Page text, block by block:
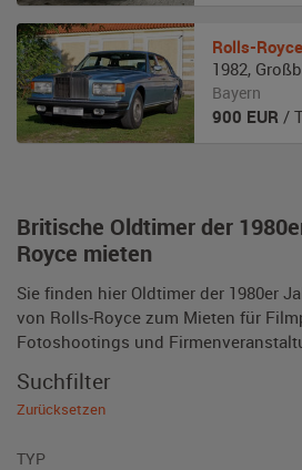
Britische Oldtimer der
Royce mieten
Sie finden hier Oldtimer der 1980er
von Rolls-Royce zum Mieten für
Fotoshootings und
Rolls-Royce
1982,
Bayern
900 EUR /
Suchfilter
Zurücksetzen
TYP